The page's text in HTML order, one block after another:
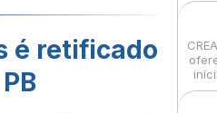
é retificado